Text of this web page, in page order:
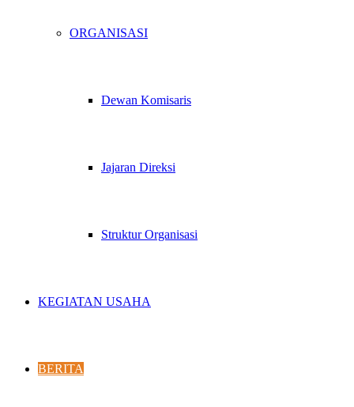
ORGANISASI
Dewan Komisaris
Jajaran Direksi
Struktur Organisasi
KEGIATAN USAHA
BERITA